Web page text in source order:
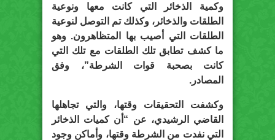
وكمية الذخائر التي كانت معها ونوعية
الطلقات والذخائر، وكذلك تم التوصل لنوعية
الطلقات التي أصيب بها المتظاهرون. وهو
ما كشف تطابق تلك الطلقات مع تلك التي
كانت بصحبة قوات الشرطة”، وفق
المصادر.
وكشفت التحقيقات وقتها، والتي تجاهلها
القاضي الرشيدي، عن “أن كميات الذخائر
التي نفدت من الشرطة وقتها، وأماكن وجود